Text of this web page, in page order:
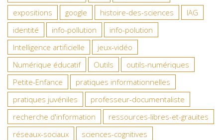
expositions
google histoire-des-sciences
IAG
identité
info-pollution
info-polution
Intelligence artificielle
jeux-vidéo
Numérique éducatif
Outils
outils-numériques
Petite-Enfance
pratiques informationnelles
pratiques juvéniles
professeur-documentaliste
recherche d'information
ressources-libres-et-grauites
réseaux-sociaux
sciences-cognitives